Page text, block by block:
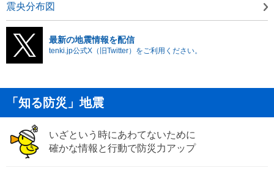
震央分布図
最新の地震情報を配信
tenki.jp公式X（旧Twitter）をご利用ください。
「知る防災」地震
いざという時にあわてないために
確かな情報と行動で防災力アップ